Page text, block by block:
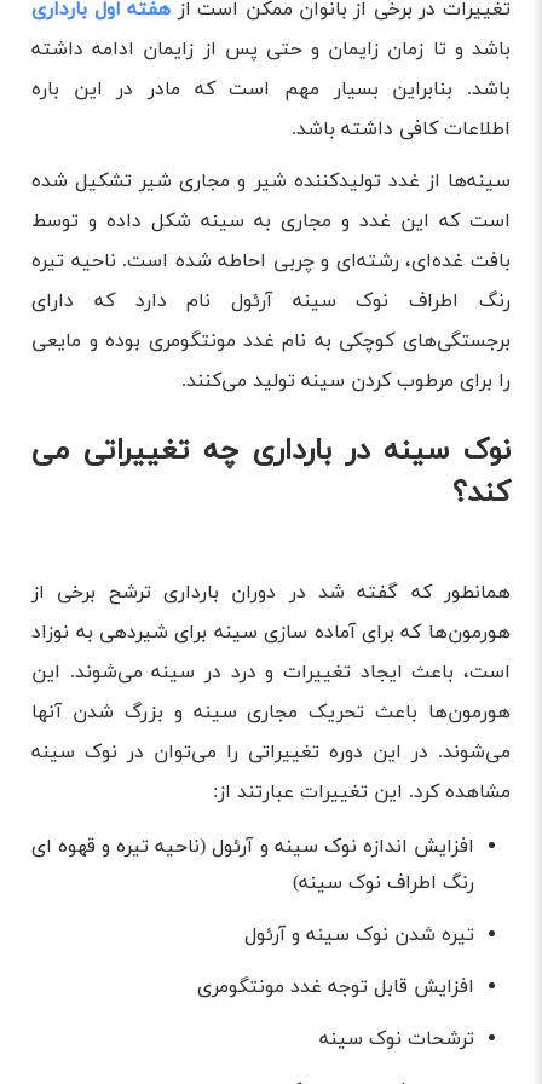
تغییرات در برخی از بانوان ممکن است از هفته اول بارداری
باشد و تا زمان زایمان و حتی پس از زایمان ادامه داشته
باشد. بنابراین بسیار مهم است که مادر در این باره
اطلاعات کافی داشته باشد.
سینه‌ها از غدد تولیدکننده شیر و مجاری شیر تشکیل شده
است که این غدد و مجاری به سینه شکل داده و توسط
بافت غده‌ای، رشته‌ای و چربی احاطه شده است. ناحیه تیره
رنگ اطراف نوک سینه آرئول نام دارد که دارای
برجستگی‌های کوچکی به نام غدد مونتگومری بوده و مایعی
را برای مرطوب کردن سینه تولید می‌کنند.
نوک سینه در بارداری چه تغییراتی می
کند؟
همانطور که گفته شد در دوران بارداری ترشح برخی از
هورمون‌ها که برای آماده سازی سینه برای شیردهی به نوزاد
است، باعث ایجاد تغییرات و درد در سینه می‌شوند. این
هورمون‌ها باعث تحریک مجاری سینه و بزرگ شدن آنها
می‌شوند. در این دوره تغییراتی را می‌توان در نوک سینه
مشاهده کرد. این تغییرات عبارتند از:
افزایش اندازه نوک سینه و آرئول (ناحیه تیره و قهوه ای
رنگ اطراف نوک سینه)
تیره شدن نوک سینه و آرئول
افزایش قابل توجه غدد مونتگومری
ترشحات نوک سینه